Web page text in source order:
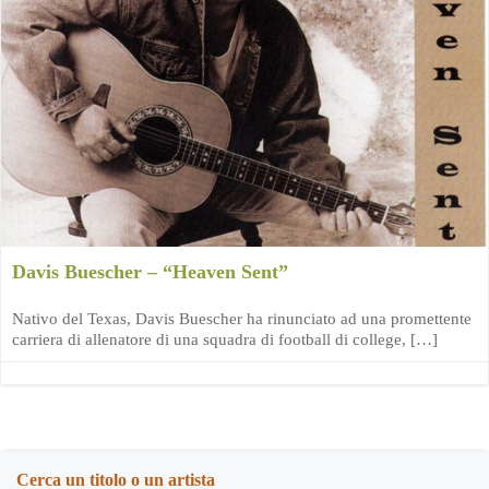
Davis Buescher – “Heaven Sent”
Nativo del Texas, Davis Buescher ha rinunciato ad una promettente
carriera di allenatore di una squadra di football di college, […]
Cerca un titolo o un artista